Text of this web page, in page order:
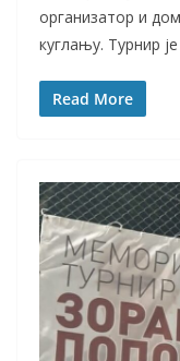
организатор и
куглању. Турнир
Read More